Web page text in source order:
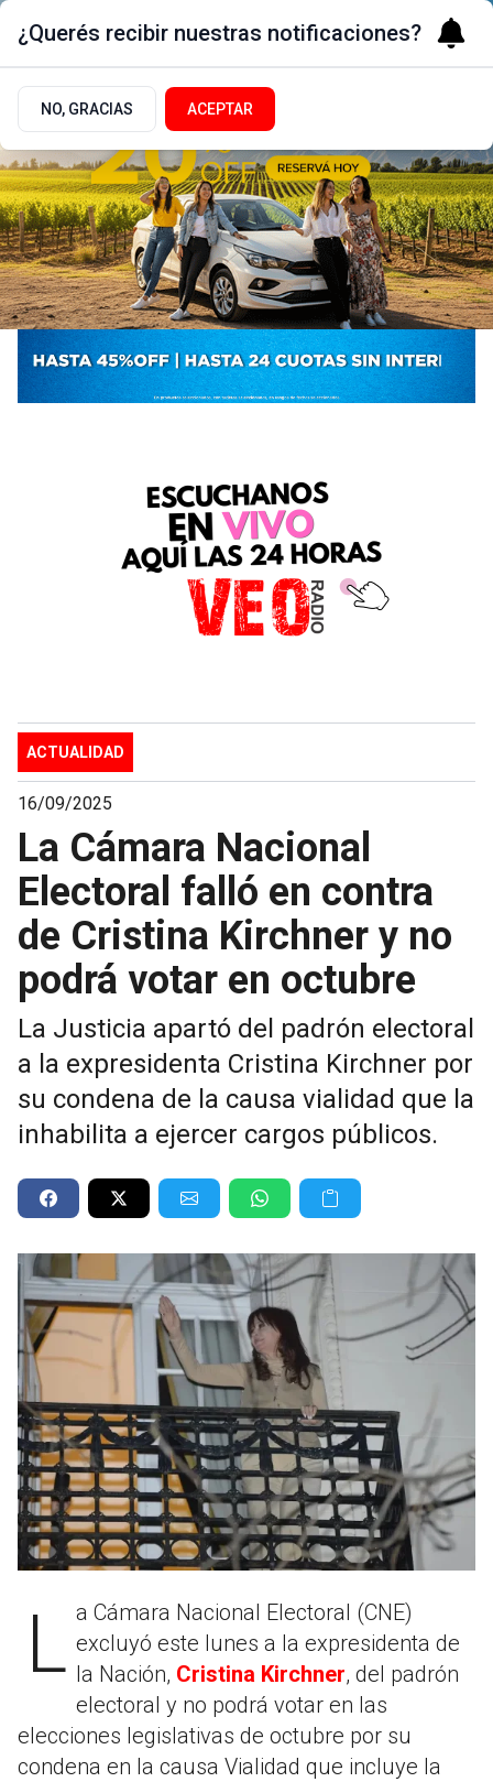
ACTUALIDAD
16/09/2025
La Cámara Nacional
Electoral falló en contra
de Cristina Kirchner y no
podrá votar en octubre
La Justicia apartó del padrón electoral
a la expresidenta Cristina Kirchner por
su condena de la causa vialidad que la
inhabilita a ejercer cargos públicos.
La Cámara Nacional Electoral (CNE) excluyó este lunes a la expresidenta de
la Nación, Cristina Kirchner, del padrón
electoral y no podrá votar en las
elecciones legislativas de octubre por su
condena en la causa Vialidad que incluye la
¿Querés recibir nuestras notificaciones?
NO, GRACIAS ACEPTAR